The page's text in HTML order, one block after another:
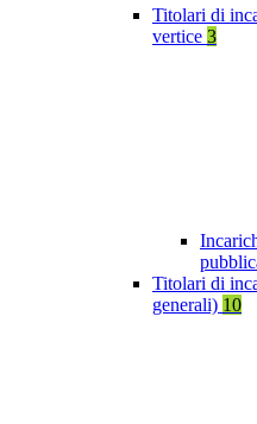
Titolari di
vertice 3
Titolari di
generali) 10